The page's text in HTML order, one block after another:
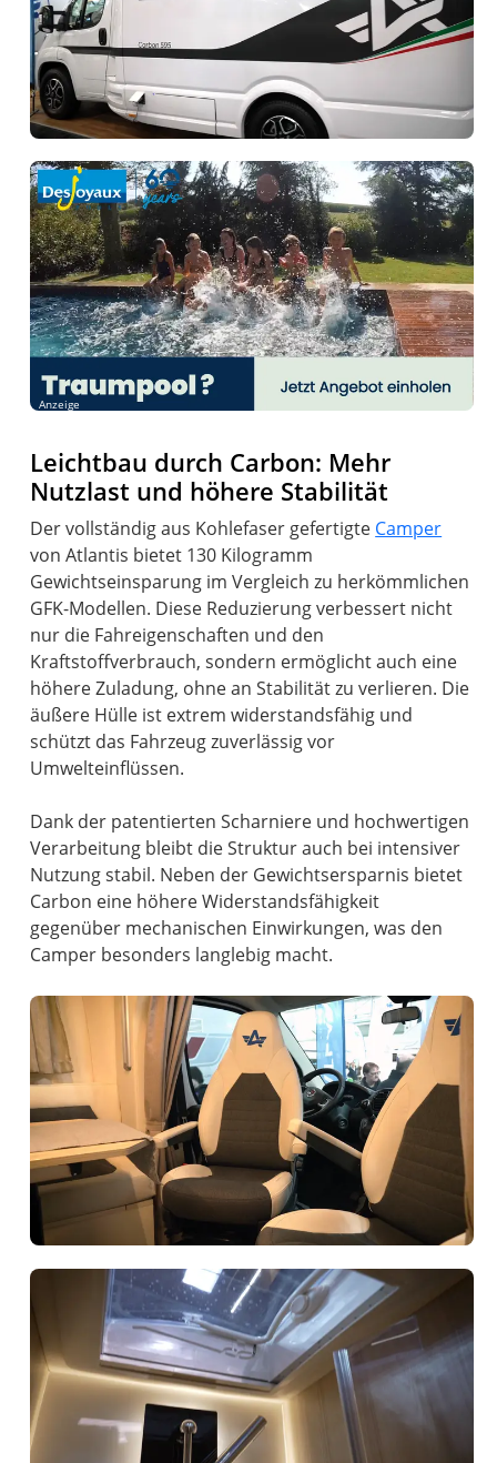
Anzeige
Leichtbau durch Carbon: Mehr
Nutzlast und höhere Stabilität
Der vollständig aus Kohlefaser gefertigte Camper
von Atlantis bietet 130 Kilogramm
Gewichtseinsparung im Vergleich zu herkömmlichen
GFK-Modellen. Diese Reduzierung verbessert nicht
nur die Fahreigenschaften und den
Kraftstoffverbrauch, sondern ermöglicht auch eine
höhere Zuladung, ohne an Stabilität zu verlieren. Die
äußere Hülle ist extrem widerstandsfähig und
schützt das Fahrzeug zuverlässig vor
Umwelteinflüssen.
Dank der patentierten Scharniere und hochwertigen
Verarbeitung bleibt die Struktur auch bei intensiver
Nutzung stabil. Neben der Gewichtsersparnis bietet
Carbon eine höhere Widerstandsfähigkeit
gegenüber mechanischen Einwirkungen, was den
Camper besonders langlebig macht.